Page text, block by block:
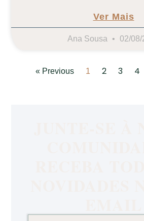
Ver Mais
Ana Sousa 02/08/
« Previous 1 2 3 4